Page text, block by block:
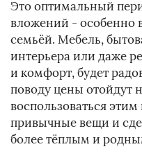
Это оптимальный
вложений - особенно
семьёй. Мебель,
интерьера или даже
и комфорт, будет
поводу цены отойдут
воспользоваться
привычные вещи и
более тёплым и